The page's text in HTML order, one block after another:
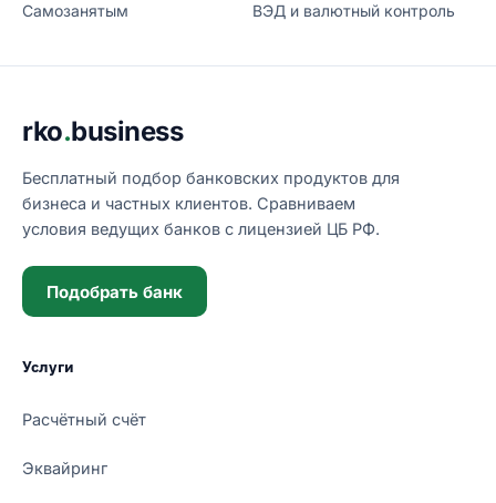
Самозанятым
ВЭД и валютный контроль
Подвал сайта
rko.business
Бесплатный подбор банковских продуктов для
бизнеса и частных клиентов. Сравниваем
условия ведущих банков с лицензией ЦБ РФ.
Подобрать банк
Услуги
Расчётный счёт
Эквайринг